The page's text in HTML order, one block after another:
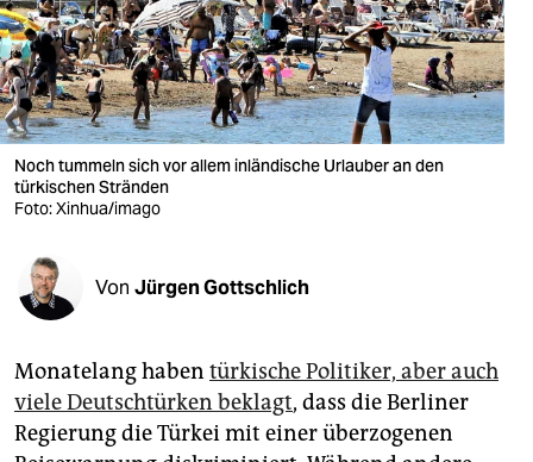
nord
wahrheit
verlag
verlag
shop
fragen & hilfe
unterstützen
abo
Noch tummeln sich vor allem inländische Urlauber an den
türkischen Stränden
Foto: Xinhua/imago
Von Jürgen Gottschlich
Monatelang haben türkische Politiker, aber auch
viele Deutschtürken beklagt, dass die Berliner
Regierung die Türkei mit einer überzogenen